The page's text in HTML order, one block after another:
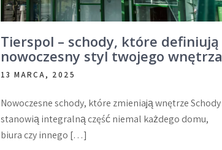
Tierspol – schody, które definiują
nowoczesny styl twojego wnętrza
13 MARCA, 2025
Nowoczesne schody, które zmieniają wnętrze Schody
stanowią integralną część niemal każdego domu,
biura czy innego […]